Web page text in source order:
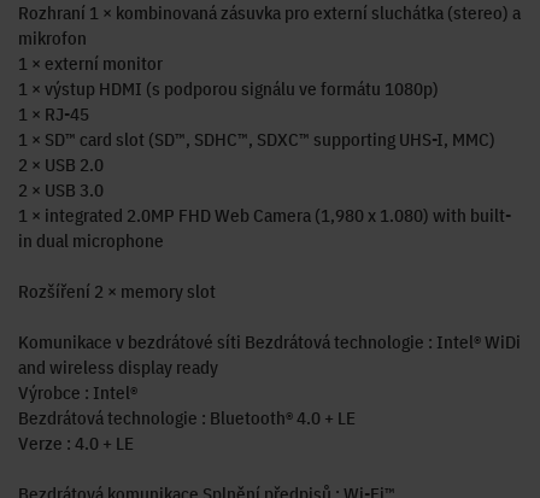
Rozhraní 1 × kombinovaná zásuvka pro externí sluchátka (stereo) a
mikrofon
1 × externí monitor
1 × výstup HDMI (s podporou signálu ve formátu 1080p)
1 × RJ-45
1 × SD™ card slot (SD™, SDHC™, SDXC™ supporting UHS-I, MMC)
2 × USB 2.0
2 × USB 3.0
1 × integrated 2.0MP FHD Web Camera (1,980 x 1.080) with built-
in dual microphone
Rozšíření 2 × memory slot
Komunikace v bezdrátové síti Bezdrátová technologie : Intel® WiDi
and wireless display ready
Výrobce : Intel®
Bezdrátová technologie : Bluetooth® 4.0 + LE
Verze : 4.0 + LE